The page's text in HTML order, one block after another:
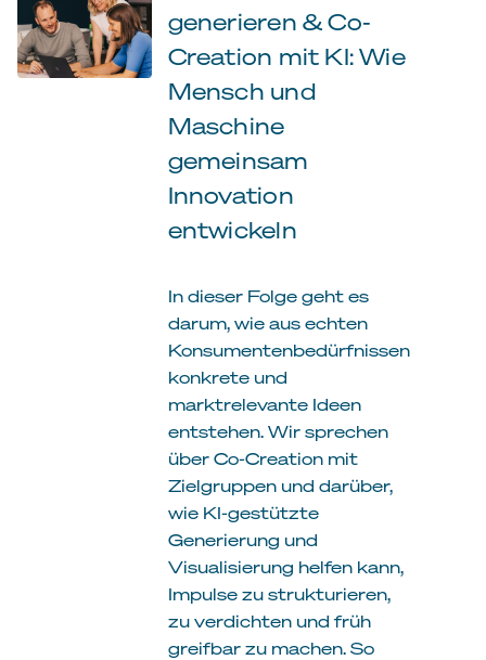
generieren & Co-
Creation mit KI: Wie
Mensch und
Maschine
gemeinsam
Innovation
entwickeln
In dieser Folge geht es
darum, wie aus echten
Konsumentenbedürfnissen
konkrete und
marktrelevante Ideen
entstehen. Wir sprechen
über Co-Creation mit
Zielgruppen und darüber,
wie KI-gestützte
Generierung und
Visualisierung helfen kann,
Impulse zu strukturieren,
zu verdichten und früh
greifbar zu machen. So